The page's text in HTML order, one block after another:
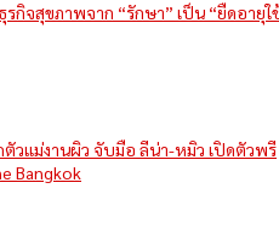
กิจสุขภาพจาก “รักษา” เป็น “ยืดอายุใ
วแม่งานผิว จับมือ ลีน่า-หมิว เปิดตัวพรี
Bangkok